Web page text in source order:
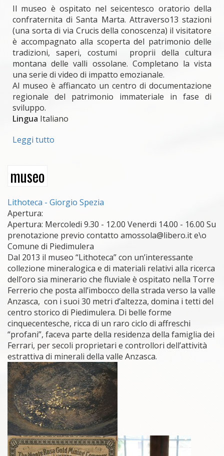
di
Vanzone
Il museo è ospitato nel seicentesco oratorio della
confraternita di Santa Marta. Attraverso13 stazioni
(una sorta di via Crucis della conoscenza) il visitatore
è accompagnato alla scoperta del patrimonio delle
tradizioni, saperi, costumi proprii della cultura
montana delle valli ossolane. Completano la vista
una serie di video di impatto emozianale.
Al museo è affiancato un centro di documentazione
regionale del patrimonio immateriale in fase di
sviluppo.
Lingua Italiano
Leggi tutto
museo
Lithoteca - Giorgio Spezia
Apertura:
Apertura: Mercoledi 9.30 - 12.00 Venerdi 14.00 - 16.00 Su
prenotazione previo contatto amossola@libero.it e\o
Comune di Piedimulera
Dal 2013 il museo “Lithoteca” con un’interessante
collezione mineralogica e di materiali relativi alla ricerca
dell’oro sia minerario che fluviale è ospitato nella Torre
Ferrerio che posta all’imbocco della strada verso la valle
Anzasca, con i suoi 30 metri d’altezza, domina i tetti del
centro storico di Piedimulera. Di belle forme
cinquecentesche, ricca di un raro ciclo di affreschi
“profani”, faceva parte della residenza della famiglia dei
Ferrari, per secoli proprietari e controllori dell’attività
estrattiva di minerali della valle Anzasca.